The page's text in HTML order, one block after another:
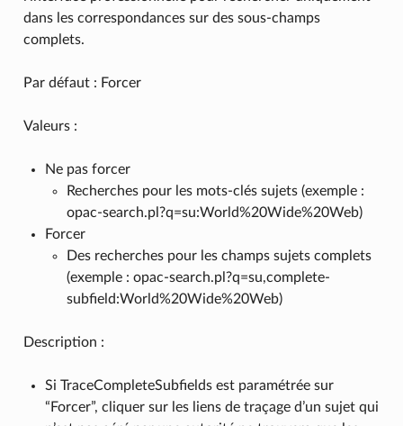
dans les correspondances sur des sous-champs
complets.
Par défaut : Forcer
Valeurs :
Ne pas forcer
Recherches pour les mots-clés sujets (exemple :
opac-search.pl?q=su:World%20Wide%20Web)
Forcer
Des recherches pour les champs sujets complets
(exemple : opac-search.pl?q=su,complete-
subfield:World%20Wide%20Web)
Description :
Si TraceCompleteSubfields est paramétrée sur
“Forcer”, cliquer sur les liens de traçage d’un sujet qui